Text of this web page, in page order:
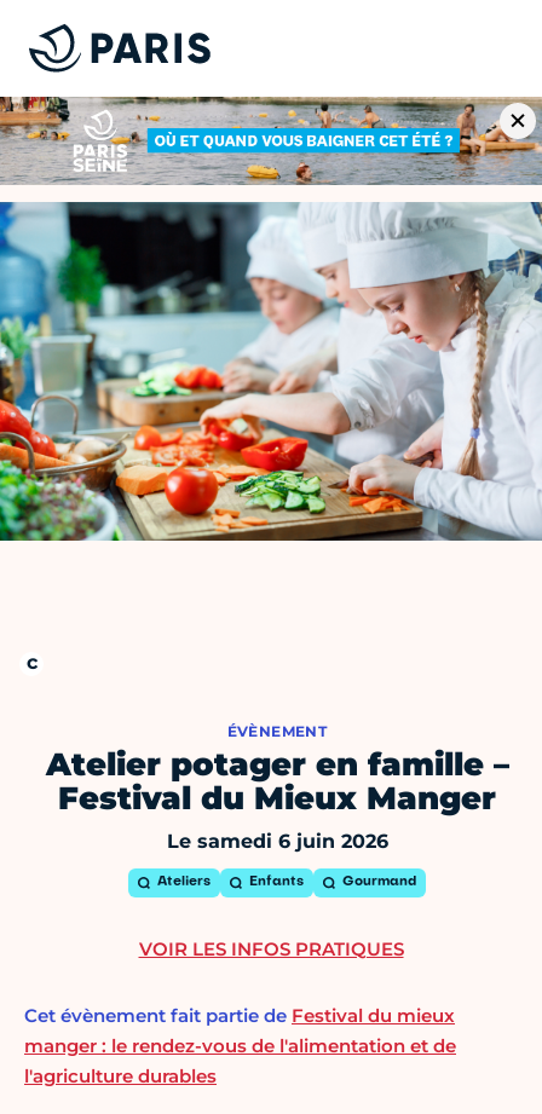
ÉVÈNEMENT
Atelier potager en famille –
Festival du Mieux Manger
Le samedi 6 juin 2026
Ateliers Enfants Gourmand
Cet évènement fait partie de Festival du mieux
manger : le rendez-vous de l'alimentation et de
l'agriculture durables
VOIR LES INFOS PRATIQUES